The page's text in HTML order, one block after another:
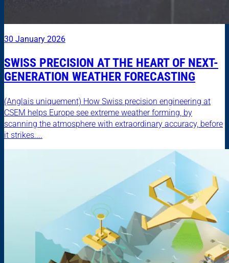
30 January 2026
SWISS PRECISION AT THE HEART OF NEXT-
GENERATION WEATHER FORECASTING
(Anglais uniquement) How Swiss precision engineering at
CSEM helps Europe see extreme weather forming, by
scanning the atmosphere with extraordinary accuracy, before
it strikes....